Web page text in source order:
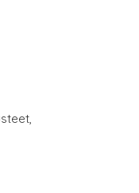
,